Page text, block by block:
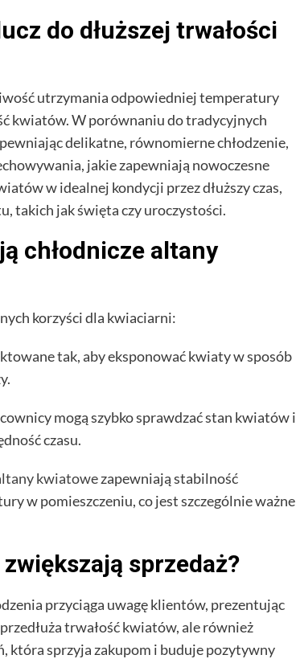
do dłuższej trwałości
utrzymania odpowiedniej temperatury
kwiatów. W porównaniu do tradycyjnych
delikatne, równomierne chłodzenie,
jakie zapewniają nowoczesne
w idealnej kondycji przez dłuższy czas,
takich jak święta czy uroczystości.
chłodnicze altany
korzyści dla kwiaciarni:
tak, aby eksponować kwiaty w sposób
mogą szybko sprawdzać stan kwiatów i
czasu.
kwiatowezapewniają stabilność
w pomieszczeniu, co jest szczególnie ważne
sprzedaż?
przyciąga uwagę klientów, prezentując
trwałość kwiatów, ale również
która sprzyja zakupom i buduje pozytywny